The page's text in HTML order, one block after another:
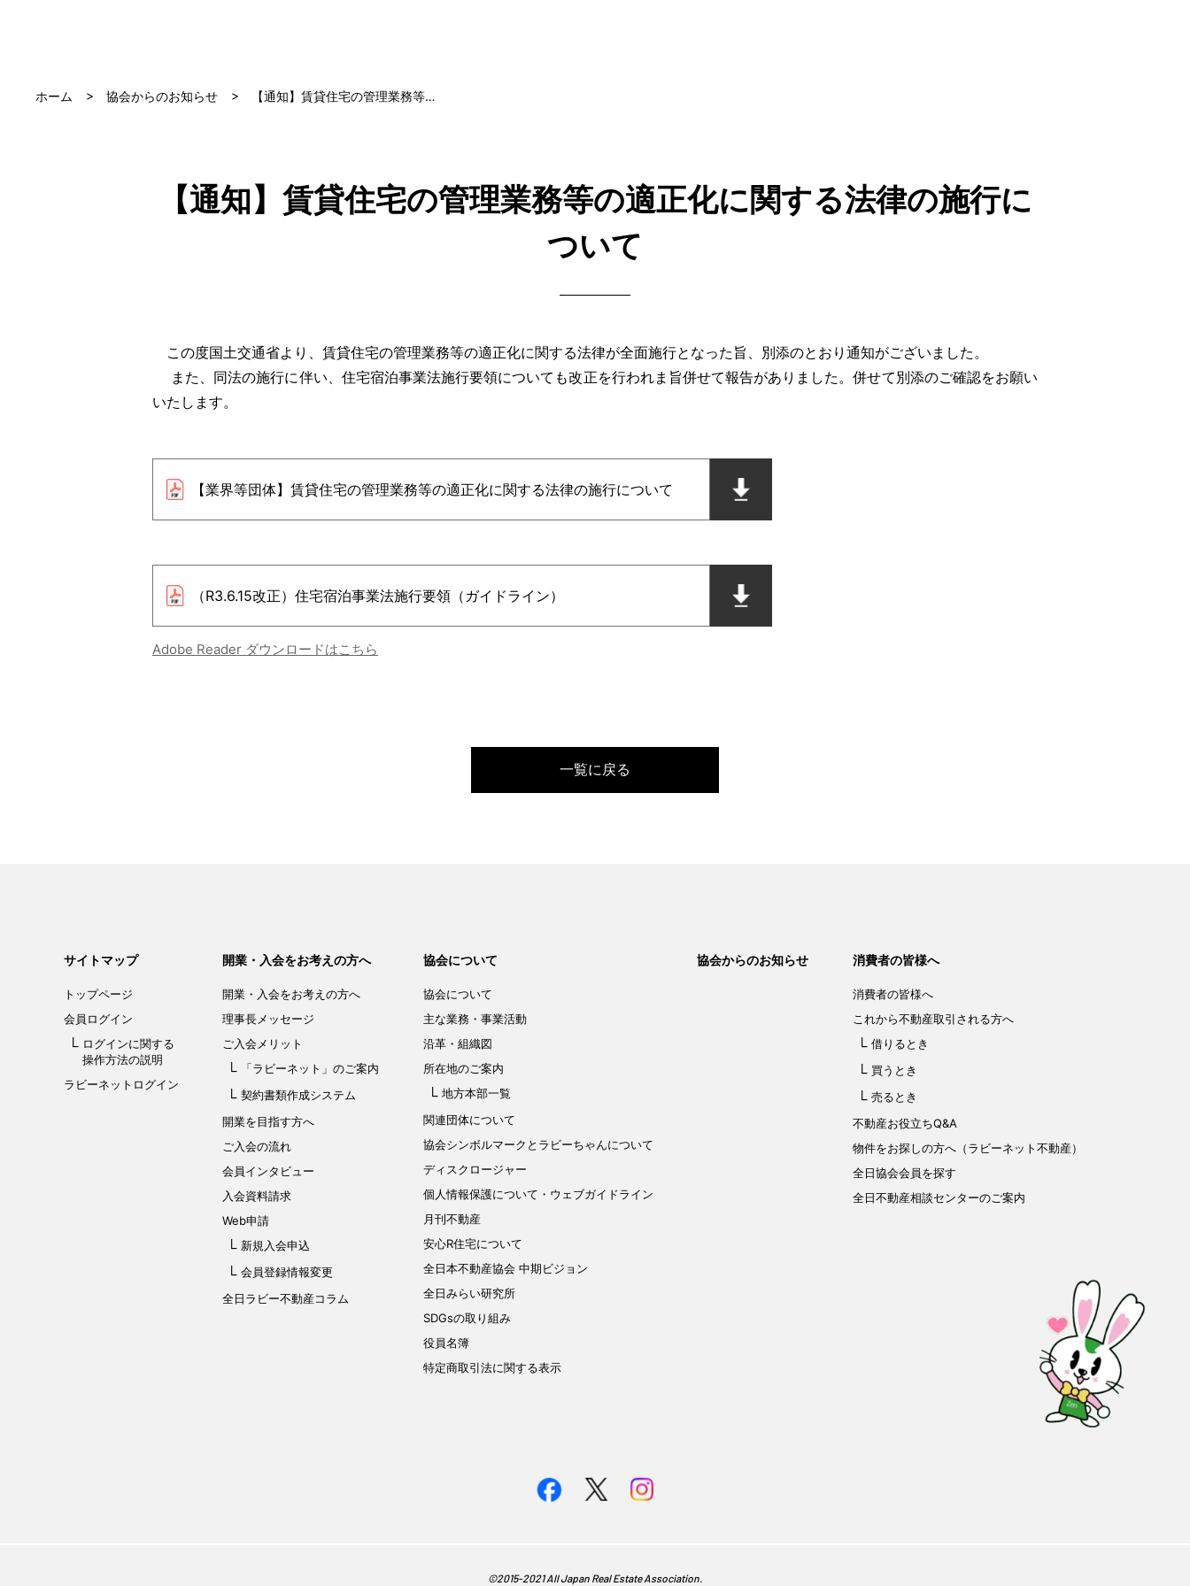
ホーム 協会からのお知らせ 【通知】賃貸住宅の管理業務等…
【通知】賃貸住宅の管理業務等の適正化に関する法律の施行に
ついて
この度国土交通省より、賃貸住宅の管理業務等の適正化に関する法律が全面施行となった旨、別添のとおり通知がございました。
また、同法の施行に伴い、住宅宿泊事業法施行要領についても改正を行われま旨併せて報告がありました。併せて別添のご確認をお願い
いたします。
【業界等団体】賃貸住宅の管理業務等の適正化に関する法律の施行について
（R3.6.15改正）住宅宿泊事業法施行要領（ガイドライン）
Adobe Reader ダウンロードはこちら
一覧に戻る
サイトマップ
トップページ
会員ログイン
ログインに関する
操作方法の説明
ラビーネットログイン
開業・入会をお考えの方へ
開業・入会をお考えの方へ
理事長メッセージ
ご入会メリット
「ラビーネット」のご案内
契約書類作成システム
開業を目指す方へ
ご入会の流れ
会員インタビュー
入会資料請求
Web申請
新規入会申込
会員登録情報変更
全日ラビー不動産コラム
協会について
協会について
主な業務・事業活動
沿革・組織図
所在地のご案内
地方本部一覧
関連団体について
協会シンボルマークと ラビーちゃんについて
ディスクロージャー
個人情報保護について ・ウェブガイドライン
月刊不動産
安心R住宅について
全日本不動産協会 中期ビジョン
全日みらい研究所
SDGsの取り組み
役員名簿
特定商取引法に関する表示
協会からのお知らせ 消費者の皆様へ
消費者の皆様へ
これから不動産取引される方へ
借りるとき
買うとき
売るとき
不動産お役立ちQ&A
物件をお探しの方へ（ラビーネット不動産）
全日協会会員を探す
全日不動産相談センターのご案内
©︎2015-2021 All Japan Real Estate Association.